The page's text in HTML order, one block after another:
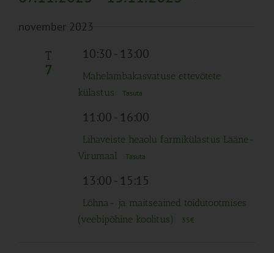
kuupäev.
november 2023
T
7
10:30- 13:00
Mahelambakasvatuse ettevõtete
külastus
Tasuta
11:00- 16:00
Lihaveiste heaolu farmikülastus Lääne-
Virumaal
Tasuta
13:00- 15:15
Lõhna- ja maitseained toidutootmises
(veebipõhine koolitus)
35€